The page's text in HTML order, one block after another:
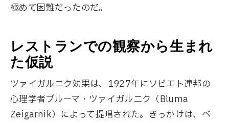
極めて困難だったのだ。
レストランでの観察から生まれ
た仮説
ツァイガルニク効果は、1927年にソビエト連邦の
心理学者ブルーマ・ツァイガルニク（Bluma
Zeigarnik）によって提唱された。きっかけは、ベ